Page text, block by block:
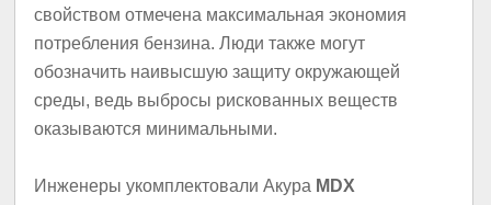
свойством отмечена максимальная экономия
потребления бензина. Люди также могут
обозначить наивысшую защиту окружающей
среды, ведь выбросы рискованных веществ
оказываются минимальными.
Инженеры укомплектовали Акура MDX